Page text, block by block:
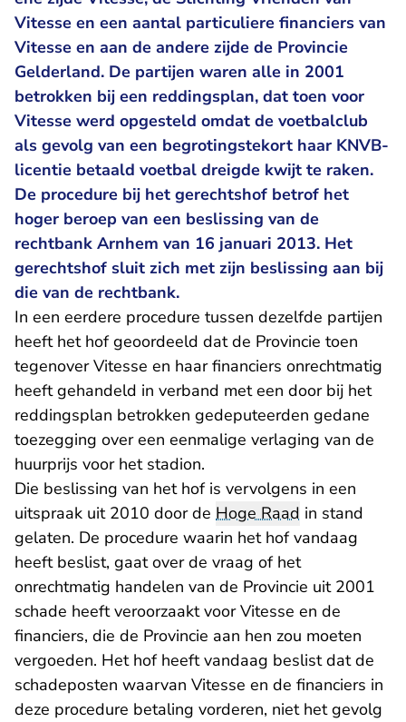
Vitesse en een aantal particuliere financiers van
Vitesse en aan de andere zijde de Provincie
Gelderland. De partijen waren alle in 2001
betrokken bij een reddingsplan, dat toen voor
Vitesse werd opgesteld omdat de voetbalclub
als gevolg van een begrotingstekort haar KNVB-
licentie betaald voetbal dreigde kwijt te raken.
De procedure bij het gerechtshof betrof het
hoger beroep van een beslissing van de
rechtbank Arnhem van 16 januari 2013. Het
gerechtshof sluit zich met zijn beslissing aan bij
die van de rechtbank.
In een eerdere procedure tussen dezelfde partijen
heeft het hof geoordeeld dat de Provincie toen
tegenover Vitesse en haar financiers onrechtmatig
heeft gehandeld in verband met een door bij het
reddingsplan betrokken gedeputeerden gedane
toezegging over een eenmalige verlaging van de
huurprijs voor het stadion.
Die beslissing van het hof is vervolgens in een
uitspraak uit 2010 door de Hoge Raad in stand
gelaten. De procedure waarin het hof vandaag
heeft beslist, gaat over de vraag of het
onrechtmatig handelen van de Provincie uit 2001
schade heeft veroorzaakt voor Vitesse en de
financiers, die de Provincie aan hen zou moeten
vergoeden. Het hof heeft vandaag beslist dat de
schadeposten waarvan Vitesse en de financiers in
deze procedure betaling vorderen, niet het gevolg